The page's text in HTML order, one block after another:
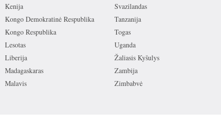
Kenija
Kongo Demokratinė Respublika
Kongo Respublika
Lesotas
Liberija
Madagaskaras
Malavis
Svazilandas
Tanzanija
Togas
Uganda
Žaliasis Kyšulys
Zambija
Zimbabvė